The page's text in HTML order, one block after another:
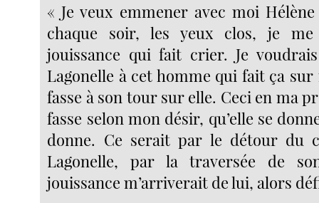
« Je veux emmener avec moi
chaque soir, les yeux clos, je
jouissance qui fait crier. Je
Lagonelle à cet homme qui fait ça
fasse à son tour sur elle. Ceci en ma
fasse selon mon désir, qu’elle se
donne. Ce serait par le détour du
Lagonelle, par la traversée de
jouissance m’arriverait de lui, alors